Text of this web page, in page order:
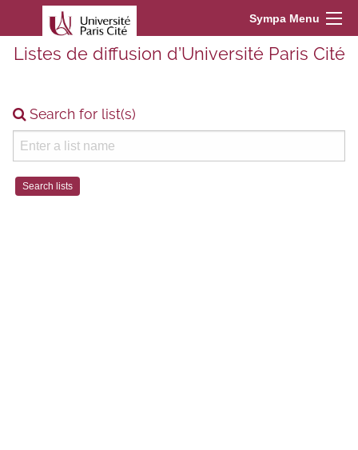
Sympa Menu
Listes de diffusion d’Université Paris Cité
Search for list(s)